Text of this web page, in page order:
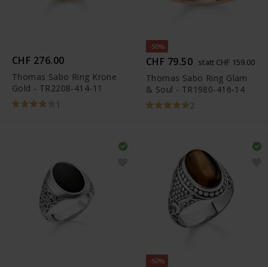
CHF 276.00
Thomas Sabo Ring Krone
Gold - TR2208-414-11
1
-50%
CHF 79.50 statt CHF 159.00
Thomas Sabo Ring Glam
& Soul - TR1980-416-14
2
-50%